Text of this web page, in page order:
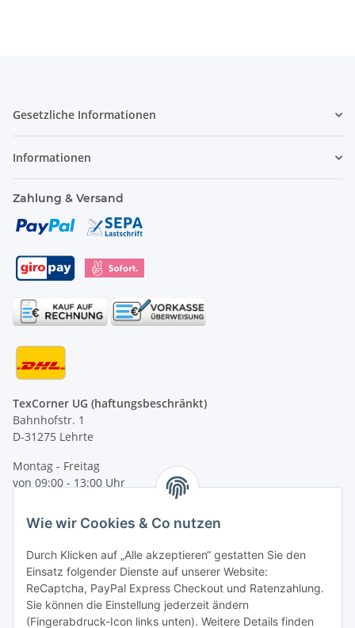
Gesetzliche Informationen
Informationen
Zahlung & Versand
TexCorner UG (haftungsbeschränkt)
Bahnhofstr. 1
D-31275 Lehrte
Montag - Freitag
von 09:00 - 13:00 Uhr
Tel: +49 (0) 5132 8230689
E-Mail:mail@texcorner.de
Wie wir Cookies & Co nutzen
Durch Klicken auf „Alle akzeptieren“ gestatten Sie den
Einsatz folgender Dienste auf unserer Website:
ReCaptcha, PayPal Express Checkout und Ratenzahlung.
Sie können die Einstellung jederzeit ändern
(Fingerabdruck-Icon links unten). Weitere Details finden